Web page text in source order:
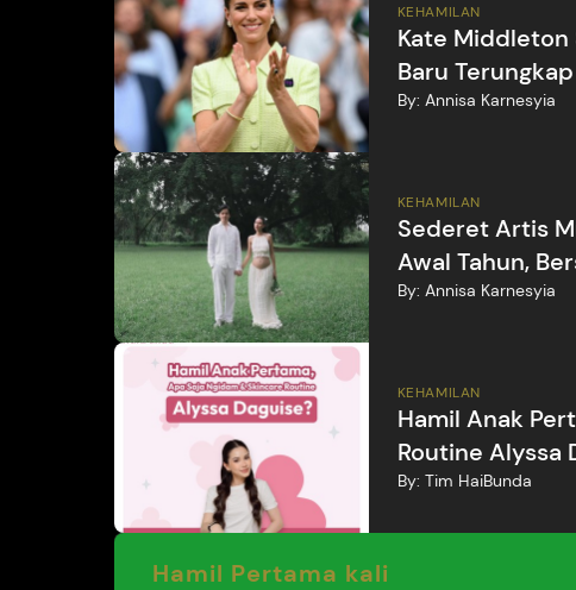
KEHAMILAN
Kate Middleton
Baru
By: Annisa Karnesyia
KEHAMILAN
Sederet Artis
Awal Tahun,
By: Annisa Karnesyia
KEHAMILAN
Hamil Anak
Routine Alyssa
By: Tim HaiBunda
Hamil Pertama kali